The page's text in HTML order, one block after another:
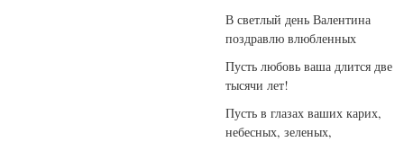
В светлый день Валентина
поздравлю влюбленных
Пусть любовь ваша длится две
тысячи лет!
Пусть в глазах ваших карих,
небесных, зеленых,